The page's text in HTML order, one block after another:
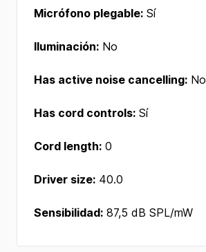
Micrófono plegable: Sí
Iluminación: No
Has active noise cancelling: No
Has cord controls: Sí
Cord length: 0
Driver size: 40.0
Sensibilidad: 87,5 dB SPL/mW